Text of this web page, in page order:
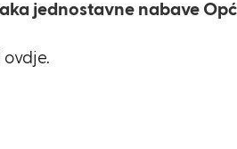
jednostavne nabave